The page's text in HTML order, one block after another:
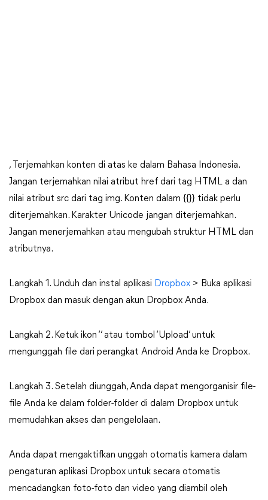
, Terjemahkan konten di atas ke dalam Bahasa Indonesia.
Jangan terjemahkan nilai atribut href dari tag HTML a dan
nilai atribut src dari tag img. Konten dalam {{}} tidak perlu
diterjemahkan. Karakter Unicode jangan diterjemahkan.
Jangan menerjemahkan atau mengubah struktur HTML dan
atributnya.
Langkah 1. Unduh dan instal aplikasi Dropbox > Buka aplikasi
Dropbox dan masuk dengan akun Dropbox Anda.
Langkah 2. Ketuk ikon ‘ ’ atau tombol ‘Upload’ untuk
mengunggah file dari perangkat Android Anda ke Dropbox.
Langkah 3. Setelah diunggah, Anda dapat mengorganisir file-
file Anda ke dalam folder-folder di dalam Dropbox untuk
memudahkan akses dan pengelolaan.
Anda dapat mengaktifkan unggah otomatis kamera dalam
pengaturan aplikasi Dropbox untuk secara otomatis
mencadangkan foto-foto dan video yang diambil oleh